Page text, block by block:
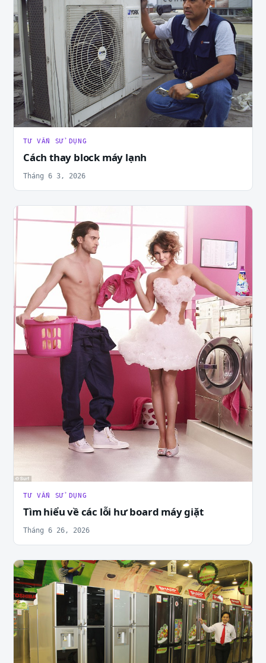
TƯ VẤN SỬ DỤNG
Cách thay block máy lạnh
Tháng 6 3, 2026
TƯ VẤN SỬ DỤNG
Tìm hiểu về các lỗi hư board máy giặt
Tháng 6 26, 2026